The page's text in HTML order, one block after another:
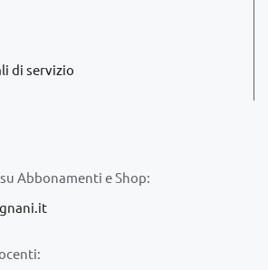
di servizio
Abbonamenti e Shop: